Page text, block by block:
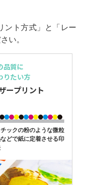
ント方式」と「レー
い。
品質に
りたい方
ープリント
ックの粉のような微粒
どで紙に定着させる印